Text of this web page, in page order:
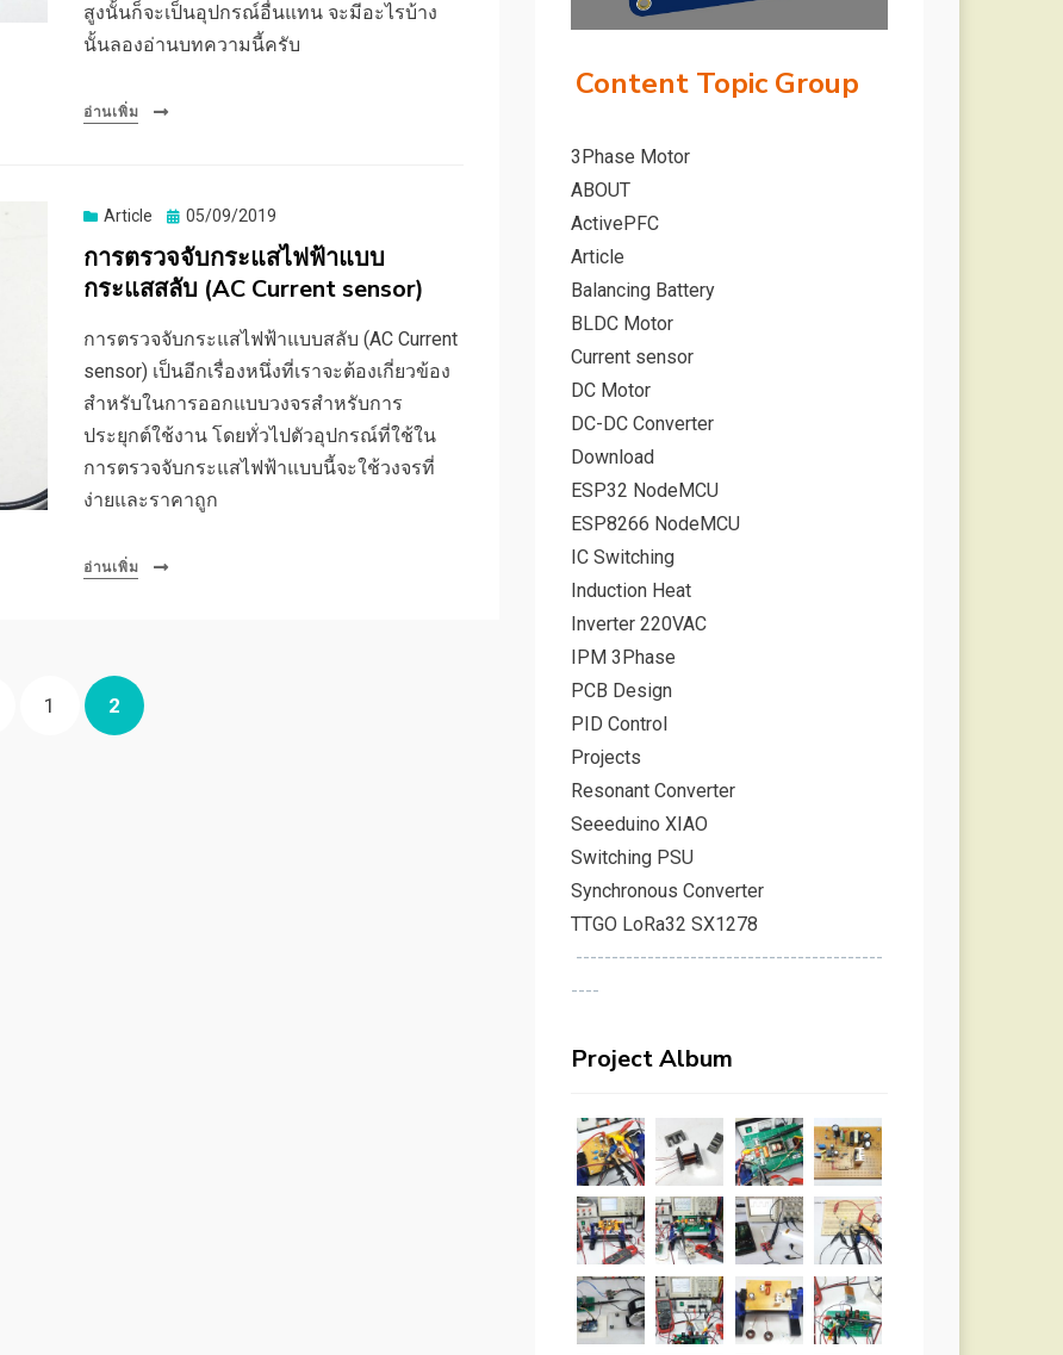
สูงนั้นก็จะเป็นอุปกรณ์อื่นแทน จะมีอะไรบ้าง
นั้นลองอ่านบทความนี้ครับ
อ่านเพิ่ม
Article
Posted
05/09/2019
การตรวจจับกระแสไฟฟ้าแบบ
กระแสสลับ (AC Current sensor)
การตรวจจับกระแสไฟฟ้าแบบสลับ (AC Current
sensor) เป็นอีกเรื่องหนึ่งที่เราจะต้องเกี่ยวข้อง
สำหรับในการออกแบบวงจรสำหรับการ
ประยุกต์ใช้งาน โดยทั่วไปตัวอุปกรณ์ที่ใช้ใน
การตรวจจับกระแสไฟฟ้าแบบนี้จะใช้วงจรที่
ง่ายและราคาถูก
อ่านเพิ่ม
PREVIOUS
PAGE
1 PAGE
2
Content Topic Group
3Phase Motor
ABOUT
ActivePFC
Article
Balancing Battery
BLDC Motor
Current sensor
DC Motor
DC-DC Converter
Download
ESP32 NodeMCU
ESP8266 NodeMCU
IC Switching
Induction Heat
Inverter 220VAC
IPM 3Phase
PCB Design
PID Control
Projects
Resonant Converter
Seeeduino XIAO
Switching PSU
Synchronous Converter
TTGO LoRa32 SX1278
-------------------------------------------
----
Project Album